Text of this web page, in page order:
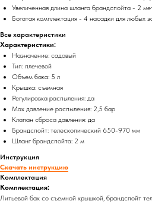
Увеличенная длина шланга брандспойта - 2
Богатая комплектация - 4 насадки для любых
Все характеристики
Характеристики:
Назначение: садовый
Тип: плечевой
Объем бака: 5 л
Крышка: съемная
Регулировка распыления: да
Max давление распыления: 2,5 бар
Клапан сброса давления: да
Брандспойт: телескопический 650-970 мм
Шланг брандспойта: 2 м
Инструкция
Скачать инструкцию
Комплектация
Комплектация:
Литьевой бак со съемной крышкой, брандспойт